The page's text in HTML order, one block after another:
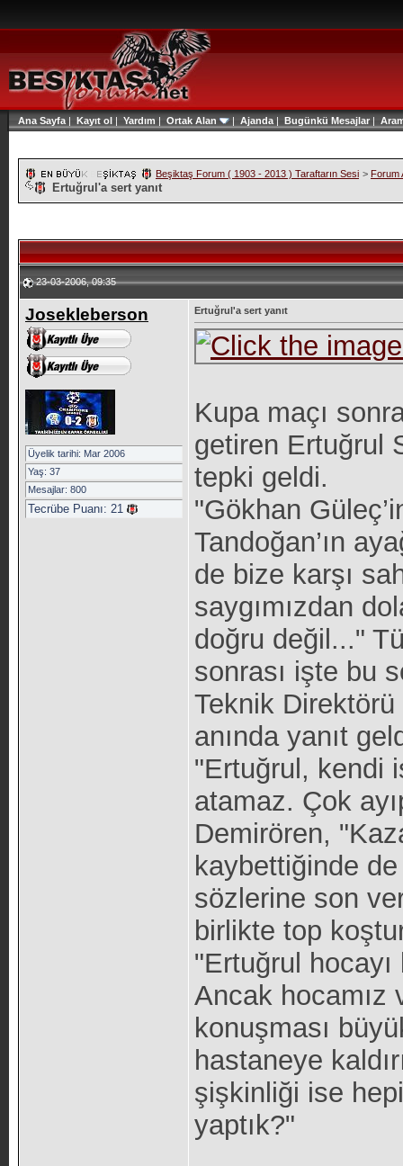
Ana Sayfa | Kayıt ol | Yardım | Ortak Alan | Ajanda | Bugünkü Mesajlar|
Beşiktaş Forum ( 1903 - 2013 ) Taraftarın Sesi > Forum
Ertuğrul'a sert yanıt
23-03-2006, 09:35
Josekleberson
Üyelik tarihi: Mar 2006
Yaş: 37
Mesajlar: 800
Tecrübe Puanı: 21
Ertuğrul'a sert yanıt
Kupa maçı
getiren Ertuğrul
tepki geldi.
"Gökhan
Tandoğan’ın
de bize karşı
saygımızdan
doğru değil..."
sonrası işte bu
Teknik Direktörü
anında yanıt
"Ertuğrul, kendi
atamaz. Çok
Demirören,
kaybettiğinde
sözlerine son
birlikte top
"Ertuğrul hocayı
Ancak hocamız
konuşması
hastaneye
şişkinliği ise
yaptık?"